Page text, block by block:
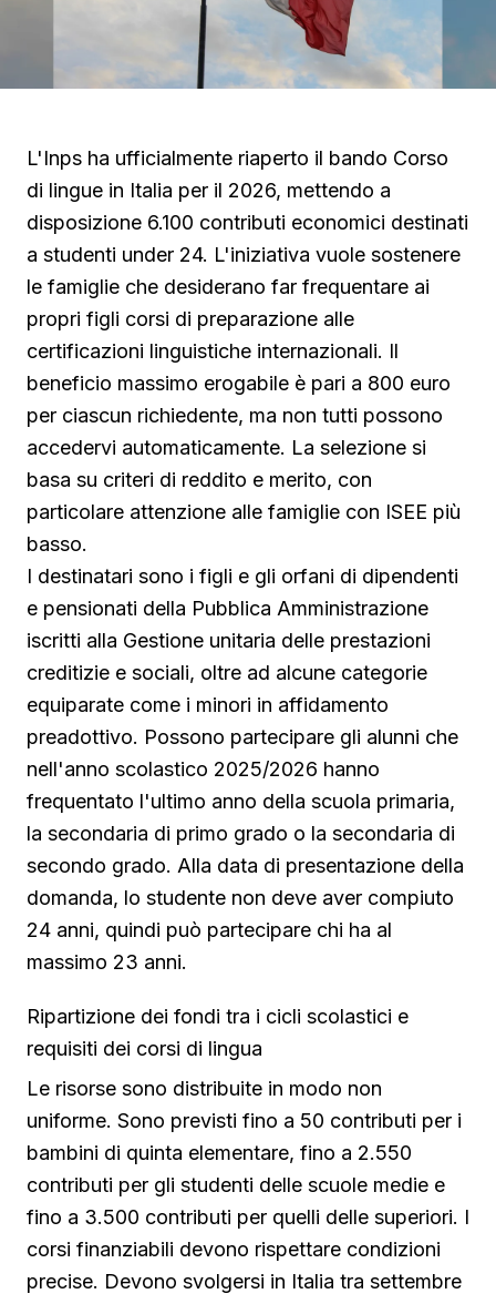
L'Inps ha ufficialmente riaperto il bando Corso
di lingue in Italia per il 2026, mettendo a
disposizione 6.100 contributi economici destinati
a studenti under 24. L'iniziativa vuole sostenere
le famiglie che desiderano far frequentare ai
propri figli corsi di preparazione alle
certificazioni linguistiche internazionali. Il
beneficio massimo erogabile è pari a 800 euro
per ciascun richiedente, ma non tutti possono
accedervi automaticamente. La selezione si
basa su criteri di reddito e merito, con
particolare attenzione alle famiglie con ISEE più
basso.
I destinatari sono i figli e gli orfani di dipendenti
e pensionati della Pubblica Amministrazione
iscritti alla Gestione unitaria delle prestazioni
creditizie e sociali, oltre ad alcune categorie
equiparate come i minori in affidamento
preadottivo. Possono partecipare gli alunni che
nell'anno scolastico 2025/2026 hanno
frequentato l'ultimo anno della scuola primaria,
la secondaria di primo grado o la secondaria di
secondo grado. Alla data di presentazione della
domanda, lo studente non deve aver compiuto
24 anni, quindi può partecipare chi ha al
massimo 23 anni.
Ripartizione dei fondi tra i cicli scolastici e
requisiti dei corsi di lingua
Le risorse sono distribuite in modo non
uniforme. Sono previsti fino a 50 contributi per i
bambini di quinta elementare, fino a 2.550
contributi per gli studenti delle scuole medie e
fino a 3.500 contributi per quelli delle superiori. I
corsi finanziabili devono rispettare condizioni
precise. Devono svolgersi in Italia tra settembre